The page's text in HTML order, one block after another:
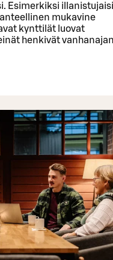
Esimerkiksi
mukavine
kynttilät luovat
henkivät